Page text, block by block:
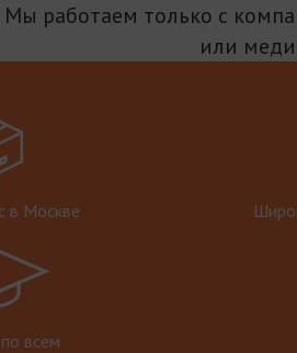
Мы работаем только с
или
в Москве
всем